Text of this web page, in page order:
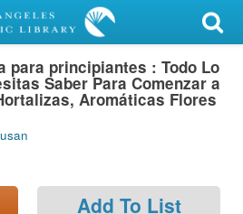
para principiantes : Todo Lo
Saber Para Comenzar a
Aromáticas Flores
Add To List